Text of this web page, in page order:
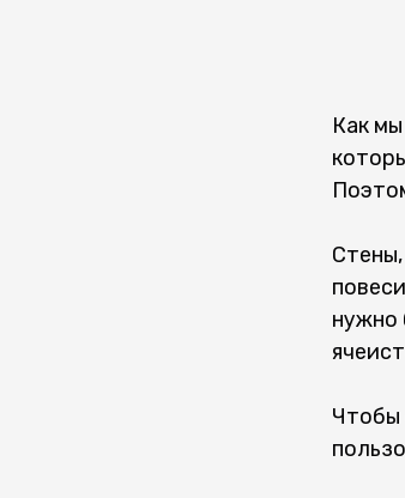
Как
нужно
Чтобы